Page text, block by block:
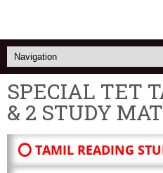
SPECIAL TET
& 2 STUDY
⭕ TAMIL READING